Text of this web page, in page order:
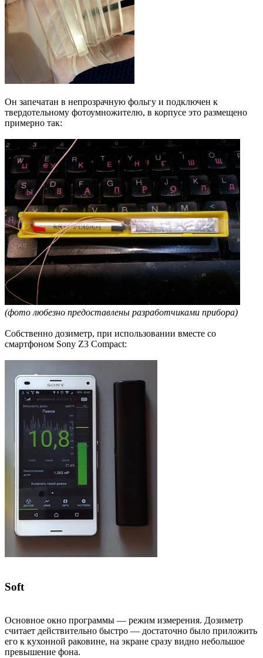
Он запечатан в непрозрачную фольгу и подключен к
твердотельному фотоумножителю, в корпусе это размещено
примерно так:
(фото любезно предоставлены разработчиками прибора)
Собственно дозиметр, при использовании вместе со
смартфоном Sony Z3 Compact:
Soft
Основное окно программы — режим измерения. Дозиметр
считает действительно быстро — достаточно было приложить
его к кухонной раковине, на экране сразу видно небольшое
превышение фона.